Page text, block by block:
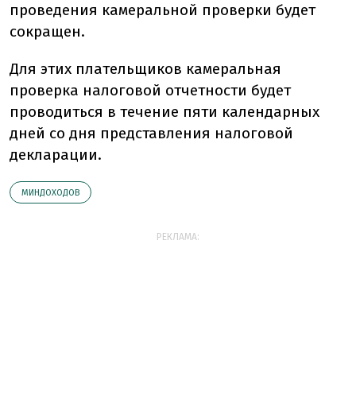
проведения камеральной проверки будет
сокращен.
Для этих плательщиков камеральная
проверка налоговой отчетности будет
проводиться в течение пяти календарных
дней со дня представления налоговой
декларации.
МИНДОХОДОВ
РЕКЛАМА: